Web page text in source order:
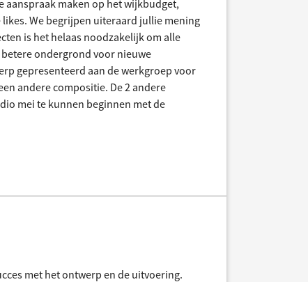
aanspraak maken op het wijkbudget,
We begrijpen uiteraard jullie mening
is het helaas noodzakelijk om alle
ondergrond voor nieuwe
gepresenteerd aan de werkgroep voor
andere compositie. De 2 andere
mei te kunnen beginnen met de
met het ontwerp en de uitvoering.